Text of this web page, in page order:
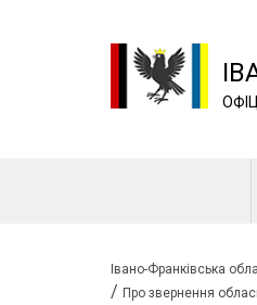
Івано-Франківська
/ Про звернення